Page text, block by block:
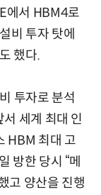
에서 HBM4로
비 투자 탓에
했다.
투자로 분석
세계 최대 인
HBM 최대 고
방한 당시 “메
고 양산을 진행